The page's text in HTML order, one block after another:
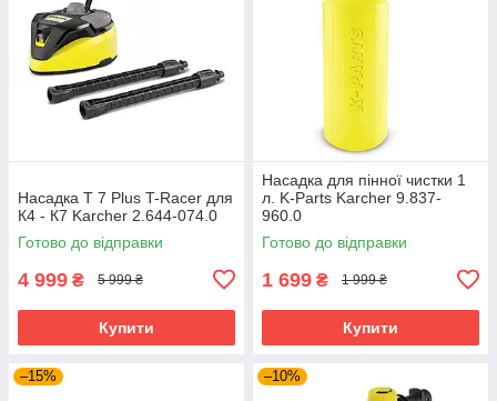
Насадка T 7 Plus T-Racer для
К4 - К7 Karcher 2.644-074.0
Готово до відправки
4 999 ₴ 5 999 ₴
Купити
Насадка для пінної чистки 1
л. K-Parts Karcher 9.837-
960.0
Готово до відправки
1 699 ₴ 1 999 ₴
Купити
–15% –10%